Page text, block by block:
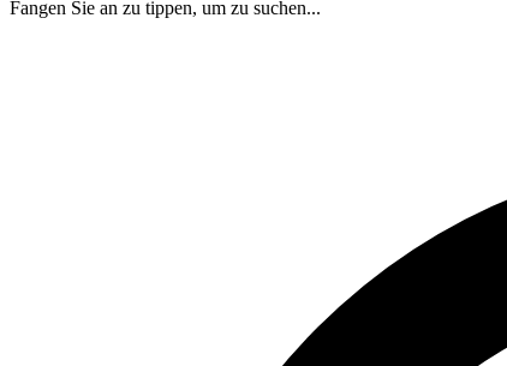
Fangen Sie an zu tippen, um zu suchen...